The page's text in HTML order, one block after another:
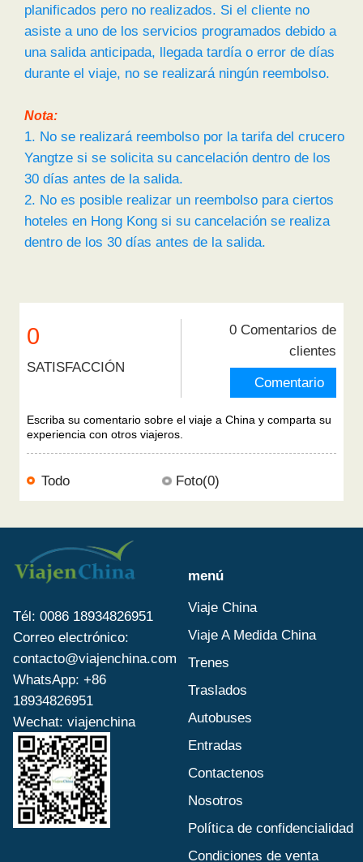
planificados pero no realizados. Si el cliente no
asiste a uno de los servicios programados debido a
una salida anticipada, llegada tardía o error de días
durante el viaje, no se realizará ningún reembolso.
Nota:
1. No se realizará reembolso por la tarifa del crucero
Yangtze si se solicita su cancelación dentro de los
30 días antes de la salida.
2. No es posible realizar un reembolso para ciertos
hoteles en Hong Kong si su cancelación se realiza
dentro de los 30 días antes de la salida.
0
SATISFACCIÓN
0 Comentarios de
clientes
Comentario
Escriba su comentario sobre el viaje a China y comparta su
experiencia con otros viajeros.
Todo Foto(0)
Tél: 0086 18934826951
Correo electrónico:
contacto@viajenchina.com
WhatsApp: +86
18934826951
Wechat: viajenchina
menú
Viaje China
Viaje A Medida China
Trenes
Traslados
Autobuses
Entradas
Contactenos
Nosotros
Política de confidencialidad
Condiciones de venta